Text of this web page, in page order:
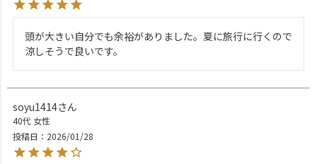
頭が大きい自分でも余裕がありました。夏に旅行に行くので
涼しそうで良いです。
soyu1414
40代 女性
投稿日
2026/01/28